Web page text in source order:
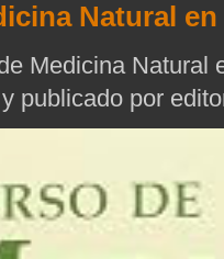
Natural
Medicina Natural
publicado por